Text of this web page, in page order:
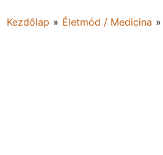
Kezdőlap » Életmód / Medicina »